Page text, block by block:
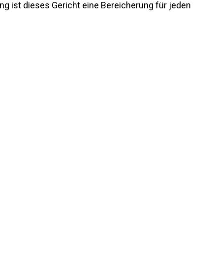
ist dieses Gericht eine Bereicherung für jeden